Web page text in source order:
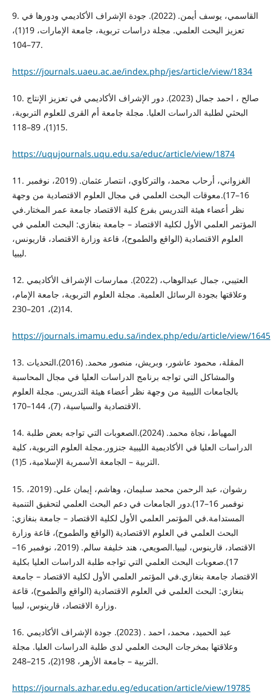
9. القاسمي، يوسف أيمن. (2022). جودة الإشراف الأكاديمي ودورها في
تعزيز البحث العلمي. مجلة دراسات تربوية، جامعة الإمارات، 19(1)،
77–104.
https://journals.uaeu.ac.ae/index.php/jes/article/view/1834
10. صالح ، احمد جمال (2023). دور الإشراف الأكاديمي في تعزيز الإنتاج
البحثي لطلبة الدراسات العليا. مجلة جامعة أم القرى للعلوم التربوية،
15(1)، 89–118.
https://uqujournals.uqu.edu.sa/educ/article/view/1874
11. الغزواني، أرحاب محمد، والتركاوي، انتصار عثمان. (2019، نوفمبر
16–17).معوقات البحث العلمي في مجال العلوم الاقتصادية من وجهة
نظر أعضاء هيئة التدريس بفرع كلية الاقتصاد جامعة عمر المختار.في
المؤتمر العلمي الأول لكلية الاقتصاد – جامعة بنغازي: البحث العلمي في
العلوم الاقتصادية (الواقع والطموح)، قاعة وزارة الاقتصاد، قاريونس،
ليبيا.
12. العتيبي، جمال عبدالوهاب، (2022). ممارسات الإشراف الأكاديمي
وعلاقتها بجودة الرسائل العلمية. مجلة العلوم التربوية، جامعة الإمام،
14(2)، 201–230.
https://journals.imamu.edu.sa/index.php/edu/article/view/1645
13. المقلة، محمود عاشور، وبريش، منصور محمد. (2016).التحديات
والمشاكل التي تواجه برنامج الدراسات العليا في مجال المحاسبة
بالجامعات الليبية من وجهة نظر أعضاء هيئة التدريس. مجلة العلوم
الاقتصادية والسياسية، (7)، 144–170.
14. المهياط، نجاة محمد. (2024).الصعوبات التي تواجه بعض طلبة
الدراسات العليا في الأكاديمية الليبية جنزور.مجلة العلوم التربوية، كلية
التربية – الجامعة الأسمرية الإسلامية، 5(1).
15. رشوان، عبد الرحمن محمد سليمان، وهاشم، إيمان علي. (2019،
نوفمبر 16–17).دور الجامعات في دعم البحث العلمي لتحقيق التنمية
المستدامة.في المؤتمر العلمي الأول لكلية الاقتصاد – جامعة بنغازي:
البحث العلمي في العلوم الاقتصادية (الواقع والطموح)، قاعة وزارة
الاقتصاد، قارينوس، ليبيا.الصويعي، هند خليفة سالم. (2019، نوفمبر 16–
17).صعوبات البحث العلمي التي تواجه طلبة الدراسات العليا بكلية
الاقتصاد جامعة بنغازي.في المؤتمر العلمي الأول لكلية الاقتصاد – جامعة
بنغازي: البحث العلمي في العلوم الاقتصادية (الواقع والطموح)، قاعة
وزارة الاقتصاد، قارينوس، ليبيا.
16. عبد الحميد، محمد، احمد . (2023). جودة الإشراف الأكاديمي
وعلاقتها بمخرجات البحث العلمي لدى طلبة الدراسات العليا. مجلة
التربية – جامعة الأزهر، 198(2)، 215–248.
https://journals.azhar.edu.eg/education/article/view/19785